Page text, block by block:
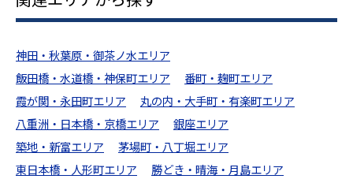
神田・秋葉原・御茶ノ水エリア
飯田橋・水道橋・神保町エリア
番町・麹町エリア
霞が関・永田町エリア
丸の内・大手町・有楽町エリア
八重洲・日本橋・京橋エリア
銀座エリア
築地・新富エリア
茅場町・八丁堀エリア
東日本橋・人形町エリア
勝どき・晴海・月島エリア